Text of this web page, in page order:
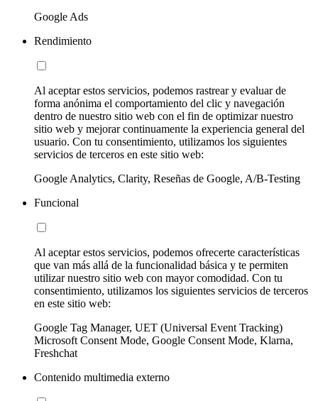
Google Ads
Rendimiento
Al aceptar estos servicios, podemos rastrear y evaluar de
forma anónima el comportamiento del clic y navegación
dentro de nuestro sitio web con el fin de optimizar nuestro
sitio web y mejorar continuamente la experiencia general del
usuario. Con tu consentimiento, utilizamos los siguientes
servicios de terceros en este sitio web:
Google Analytics, Clarity, Reseñas de Google, A/B-Testing
Funcional
Al aceptar estos servicios, podemos ofrecerte características
que van más allá de la funcionalidad básica y te permiten
utilizar nuestro sitio web con mayor comodidad. Con tu
consentimiento, utilizamos los siguientes servicios de terceros
en este sitio web:
Google Tag Manager, UET (Universal Event Tracking)
Microsoft Consent Mode, Google Consent Mode, Klarna,
Freshchat
Contenido multimedia externo